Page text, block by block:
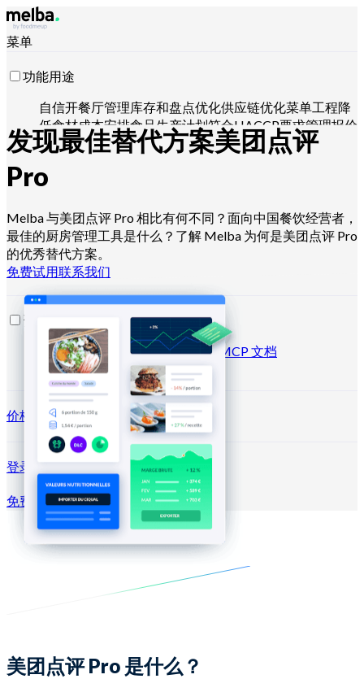
菜单
功能用途
自信开餐厅管理库存和盘点优化供应链优化菜单工程降
低食材成本安排食品生产计划符合HACCP要求管理报价
并分析销售用 Claude、ChatGPT 或 API 操控
连锁和大型集团独立餐厅中央厨房幽灵厨房团餐服务商
面包师和甜点师
资源
博客帮助中心 新闻通讯API 文档MCP 文档
价格方案
登录 →
免费试用注册
发现最佳替代方案美团点评
Pro
Melba 与美团点评 Pro 相比有何不同？面向中国餐饮经营者，
最佳的厨房管理工具是什么？了解 Melba 为何是美团点评 Pro
的优秀替代方案。
免费试用联系我们
美团点评 Pro 是什么？